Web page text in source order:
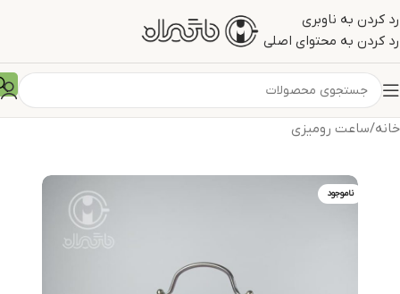
رد کردن به ناوبری
رد کردن به محتوای اصلی
خانه/ساعت رومیزی
ناموجود